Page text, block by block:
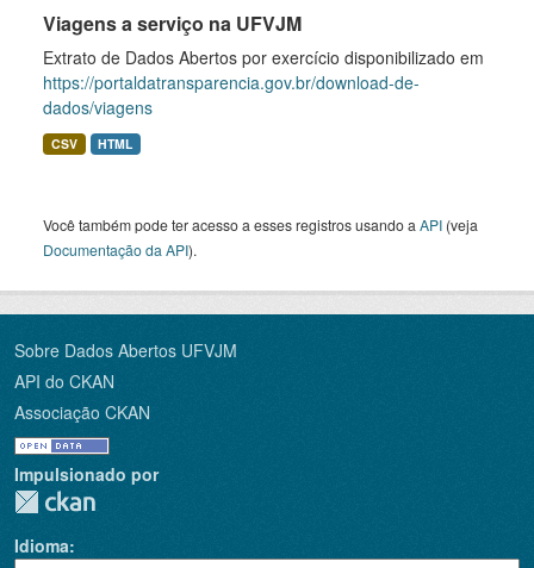
Viagens a serviço na UFVJM
Extrato de Dados Abertos por exercício disponibilizado em
https://portaldatransparencia.gov.br/download-de-
dados/viagens
CSV HTML
Você também pode ter acesso a esses registros usando a API (veja
Documentação da API).
Sobre Dados Abertos UFVJM
API do CKAN
Associação CKAN
Impulsionado por
Idioma